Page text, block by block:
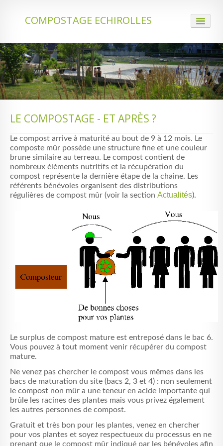
COMPOSTAGE ECHIROLLES
QUI NOUS SOMMES
LE COMPOSTAGE
IDENTIFICATION
CONTACT
LE COMPOSTAGE - ET APRÈS ?
Le compost arrive à maturité au bout de 9 à 12 mois. Le
composte mûr possède une structure fine et une couleur
brune similaire au terreau. Le compost contient de
nombreux éléments nutritifs et la récupération du
compost représente la dernière étape de la chaine. Les
référents bénévoles organisent des distributions
régulières de compost mûr (voir la section Actualités).
Le surplus de compost mature est entreposé dans le bac 6.
Vous pouvez à tout moment venir récupérer du compost
mature.
Ne venez pas chercher le compost vous mêmes dans les
bacs de maturation du site (bacs 2, 3 et 4) : non seulement
le compost non mûr a une teneur en acide importante qui
brûle les racines des plantes mais vous privez également
les autres personnes de compost.
Gratuit et très bon pour les plantes, venez en chercher
pour vos plantes et soyez respectueux du processus en ne
prenant que le compost mûr indiqué par les bénévoles afin